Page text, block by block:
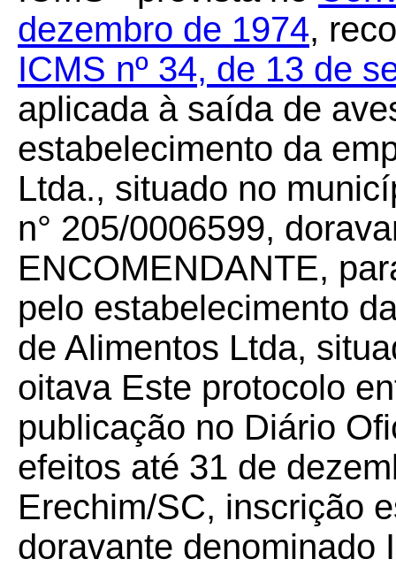
dezembro de 1974,
ICMS nº 34, de 13 de
aplicada à saída de
estabelecimento da
Ltda., situado no
n° 205/0006599,
ENCOMENDANTE,
pelo estabelecimento
de Alimentos Ltda,
oitava Este protocolo
publicação no Diário
efeitos até 31 de
Erechim/SC, inscrição
doravante denominado